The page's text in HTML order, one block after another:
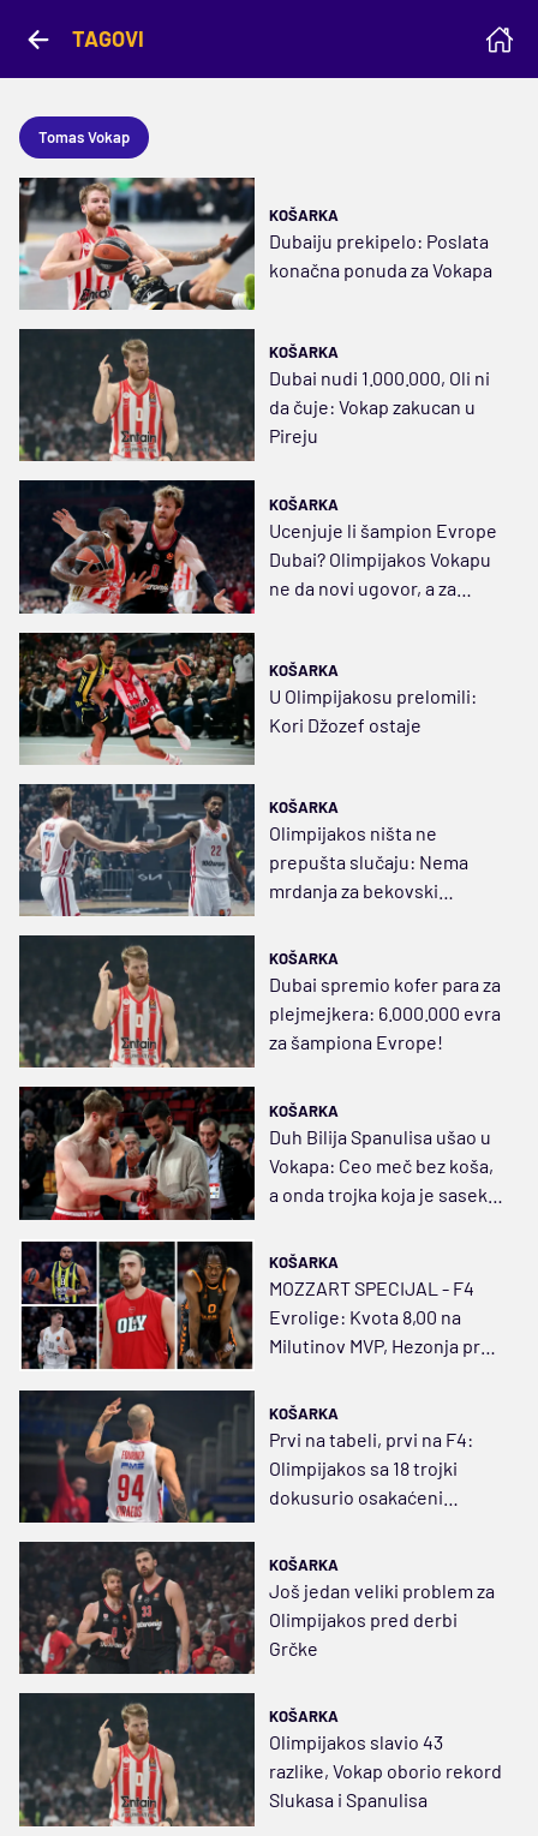
TAGOVI
Tomas Vokap
KOŠARKA
Dubaiju prekipelo: Poslata
konačna ponuda za Vokapa
KOŠARKA
Dubai nudi 1.000.000, Oli ni
da čuje: Vokap zakucan u
Pireju
KOŠARKA
Ucenjuje li šampion Evrope
Dubai? Olimpijakos Vokapu
ne da novi ugovor, a za
KOŠARKA
U Olimpijakosu prelomili:
Kori Džozef ostaje
KOŠARKA
Olimpijakos ništa ne
prepušta slučaju: Nema
mrdanja za bekovski
KOŠARKA
Dubai spremio kofer para za
plejmejkera: 6.000.000 evra
za šampiona Evrope!
KOŠARKA
Duh Bilija Spanulisa ušao u
Vokapa: Ceo meč bez koša,
a onda trojka koja je sasekla
KOŠARKA
MOZZART SPECIJAL - F4
Evrolige: Kvota 8,00 na
Milutinov MVP, Hezonja prvi
KOŠARKA
Prvi na tabeli, prvi na F4:
Olimpijakos sa 18 trojki
dokusurio osakaćeni
KOŠARKA
Još jedan veliki problem za
Olimpijakos pred derbi
Grčke
KOŠARKA
Olimpijakos slavio 43
razlike, Vokap oborio rekord
Slukasa i Spanulisa